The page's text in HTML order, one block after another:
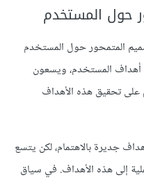
حول المستخدم
المتمحور حول المستخدم
أهداف المستخدم، ويسعون
على تحقيق هذه الأهداف
جديرة بالاهتمام، لكن يتسع
إلى هذه الأهداف. في سياق